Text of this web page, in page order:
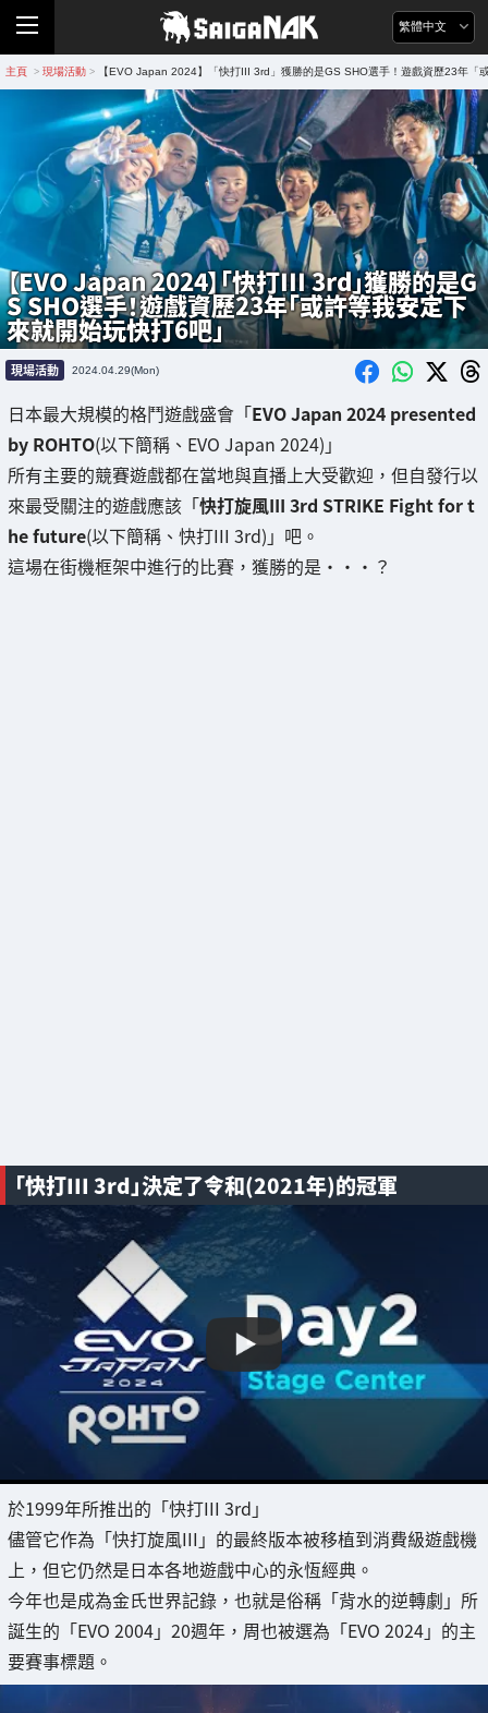
繁體中文
主頁 > 現場活動 > 【EVO Japan 2024】「快打III 3rd」獲勝的是GS SHO選手！遊戲資歷23年「
【EVO Japan 2024】「快打III 3rd」獲勝的是G
S SHO選手！遊戲資歷23年「或許等我安定下
來就開始玩快打6吧」
現場活動 2024.04.29(Mon)
日本最大規模的格鬥遊戲盛會「EVO Japan 2024 presented
by ROHTO(以下簡稱、EVO Japan 2024)」
所有主要的競賽遊戲都在當地與直播上大受歡迎，但自發行以
來最受關注的遊戲應該「快打旋風III 3rd STRIKE Fight for t
he future(以下簡稱、快打III 3rd)」吧。
這場在街機框架中進行的比賽，獲勝的是・・・？
「快打III 3rd」決定了令和(2021年)的冠軍
於1999年所推出的「快打III 3rd」
儘管它作為「快打旋風III」的最終版本被移植到消費級遊戲機
上，但它仍然是日本各地遊戲中心的永恆經典。
今年也是成為金氏世界記錄，也就是俗稱「背水的逆轉劇」所
誕生的「EVO 2004」20週年，周也被選為「EVO 2024」的主
要賽事標題。